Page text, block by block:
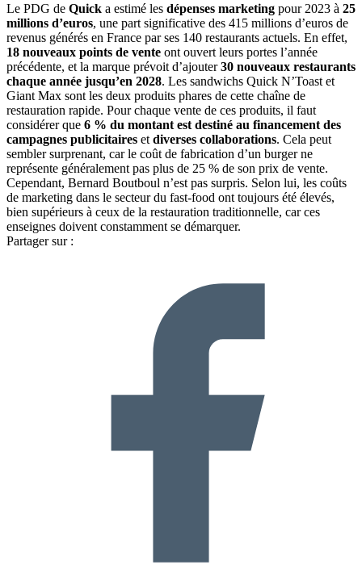
Le PDG de Quick a estimé les dépenses marketing pour 2023 à 25
millions d’euros, une part significative des 415 millions d’euros de
revenus générés en France par ses 140 restaurants actuels. En effet,
18 nouveaux points de vente ont ouvert leurs portes l’année
précédente, et la marque prévoit d’ajouter30 nouveaux restaurants
chaque année jusqu’en 2028. Les sandwichs Quick N’Toast et
Giant Max sont les deux produits phares de cette chaîne de
restauration rapide. Pour chaque vente de ces produits, il faut
considérer que 6 % du montant est destiné au financement des
campagnes publicitaires et diverses collaborations. Cela peut
sembler surprenant, car le coût de fabrication d’un burger ne
représente généralement pas plus de 25 % de son prix de vente.
Cependant, Bernard Boutboul n’est pas surpris. Selon lui, les coûts
de marketing dans le secteur du fast-food ont toujours été élevés,
bien supérieurs à ceux de la restauration traditionnelle, car ces
enseignes doivent constamment se démarquer.
Partager sur :